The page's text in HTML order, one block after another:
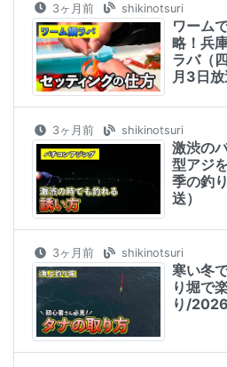
3ヶ月前 shikinotsuri
ワーム
略！兵
ラバ（
月3日放
3ヶ月前 shikinotsuri
激渋の
型アジ
季の釣
送）
3ヶ月前 shikinotsuri
寒い冬
り堀で
り/